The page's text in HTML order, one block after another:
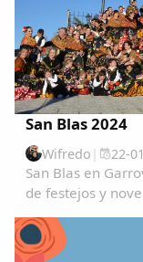
San Blas 2024
Wifredo | 22-
San Blas en
de festejos y